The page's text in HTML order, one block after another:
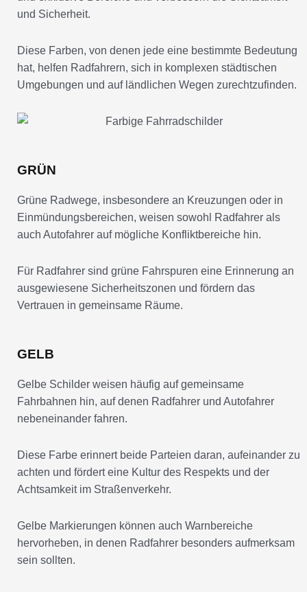
und Sicherheit.
Diese Farben, von denen jede eine bestimmte Bedeutung
hat, helfen Radfahrern, sich in komplexen städtischen
Umgebungen und auf ländlichen Wegen zurechtzufinden.
GRÜN
Grüne Radwege, insbesondere an Kreuzungen oder in
Einmündungsbereichen, weisen sowohl Radfahrer als
auch Autofahrer auf mögliche Konfliktbereiche hin.
Für Radfahrer sind grüne Fahrspuren eine Erinnerung an
ausgewiesene Sicherheitszonen und fördern das
Vertrauen in gemeinsame Räume.
GELB
Gelbe Schilder weisen häufig auf gemeinsame
Fahrbahnen hin, auf denen Radfahrer und Autofahrer
nebeneinander fahren.
Diese Farbe erinnert beide Parteien daran, aufeinander zu
achten und fördert eine Kultur des Respekts und der
Achtsamkeit im Straßenverkehr.
Gelbe Markierungen können auch Warnbereiche
hervorheben, in denen Radfahrer besonders aufmerksam
sein sollten.